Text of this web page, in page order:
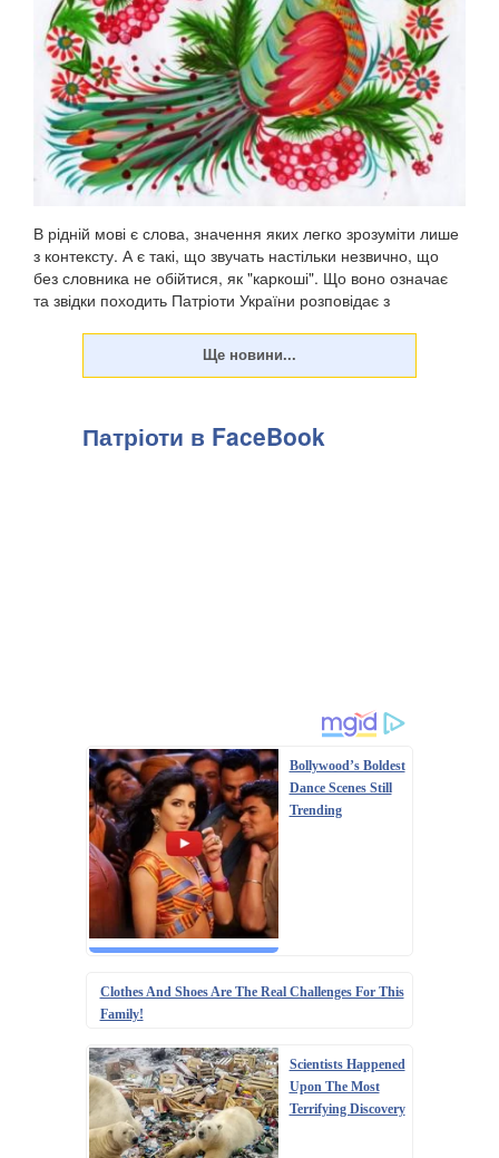
В рідній мові є слова, значення яких легко зрозуміти лише
з контексту. А є такі, що звучать настільки незвично, що
без словника не обійтися, як "каркоші". Що воно означає
та звідки походить Патріоти України розповідає з
Патріоти в FaceBook
Bollywood’s Boldest
Dance Scenes Still
Trending
Clothes And Shoes Are The Real Challenges For This
Family!
Scientists Happened
Upon The Most
Terrifying Discovery